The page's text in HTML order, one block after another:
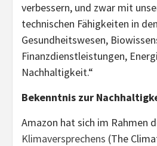
verbessern, und zwar mit
technischen Fähigkeiten in
Gesundheitswesen,
Finanzdienstleistungen,
Nachhaltigkeit.“
Bekenntnis zur
Amazon hat sich im Rahmen
Klimaversprechens (The